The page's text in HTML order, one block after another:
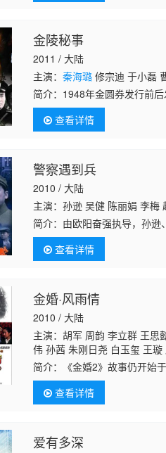
金陵秘事
2011 / 大陆
主演：秦海璐 修宗迪 于小磊
简介： 1948年金圆券发行前
情人——名噪京沪的越剧皇后
的哑巴女佣也倒
查看详情
警察遇到兵
2010 / 大陆
主演：孙逊 吴健 陈丽娟 李梅
简介： 由欧阳奋强执导，孙
察遇到兵》日前在成都顺利杀
女，为了妻子和儿女们
查看详情
金婚·风雨情
2010 / 大陆
主演：胡军 周韵 李立群 王
伟 孙茜 朱刚日尧 白玉玺 王
辉 曹卫宇 杨诚诚 高瑜 任媛
简介：
《金婚2》故事仍开始
军 饰）邂逅22岁的美丽女医
查看详情
爱有多深